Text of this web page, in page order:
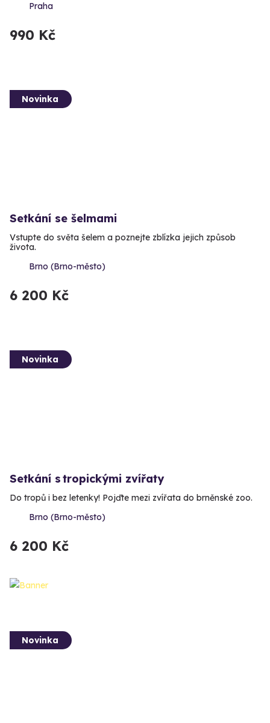
Praha
990 Kč
Novinka
Setkání se šelmami
Vstupte do světa šelem a poznejte zblízka jejich způsob
života.
Brno (Brno-město)
6 200 Kč
Novinka
Setkání s tropickými zvířaty
Do tropů i bez letenky! Pojďte mezi zvířata do brněnské zoo.
Brno (Brno-město)
6 200 Kč
Novinka